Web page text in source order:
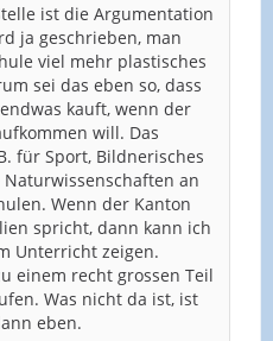
ist die Argumentation
ja geschrieben, man
viel mehr plastisches
sei das eben so, dass
kauft, wenn der
will. Das
für Sport, Bildnerisches
an
Wenn der Kanton
spricht, dann kann ich
Unterricht zeigen.
einem recht grossen Teil
Was nicht da ist, ist
eben.